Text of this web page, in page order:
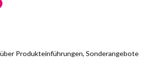
Produkteinführungen, Sonderangebote